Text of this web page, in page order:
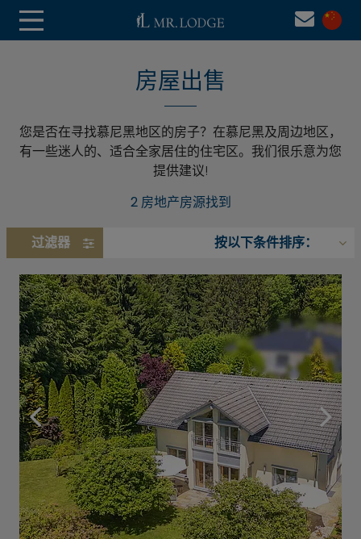
房屋出售
您是否在寻找慕尼黑地区的房子？在慕尼黑及周边地区，
有一些迷人的、适合全家居住的住宅区。我们很乐意为您
提供建议!
2 房地产房源找到
过滤器